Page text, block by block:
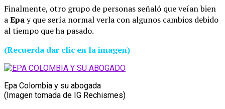
Finalmente, otro grupo de personas señaló que veían bien
aEpay que sería normal verla con algunos cambios debido
al tiempo que ha pasado.
(Recuerda dar clic en la imagen)
Epa Colombia y su abogada
(Imagen tomada de IG Rechismes)